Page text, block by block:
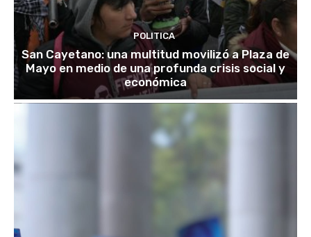
POLITICA
San Cayetano: una multitud movilizó a Plaza de
Mayo en medio de una profunda crisis social y
económica